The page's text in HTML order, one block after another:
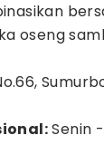
oseng
Senin